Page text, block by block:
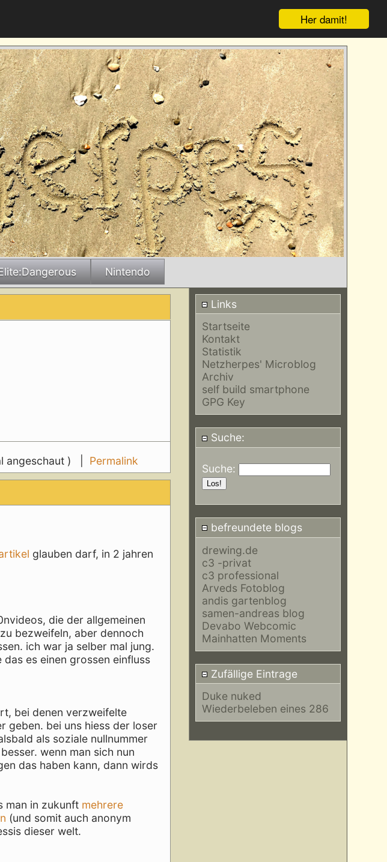
Her damit!
Nintendo
Links
Startseite
Kontakt
Statistik
Netzherpes' Microblog
Archiv
self build smartphone
GPG Key
Suche:
Suche:
befreundete blogs
drewing.de
c3 -privat
c3 professional
Arveds Fotoblog
andis gartenblog
samen-andreas blog
Devabo Webcomic
Mainhatten Moments
Zufällige Eintrage
Duke nuked
Wiederbeleben eines 286
angeschaut ) | Permalink
glauben darf, in 2 jahren
die der allgemeinen
bezweifeln, aber dennoch
ich war ja selber mal jung.
es einen grossen einfluss
bei denen verzweifelte
geben. bei uns hiess der loser
als soziale nullnummer
wenn man sich nun
das haben kann, dann wirds
man in zukunft mehrere
(und somit auch anonym
dieser welt.